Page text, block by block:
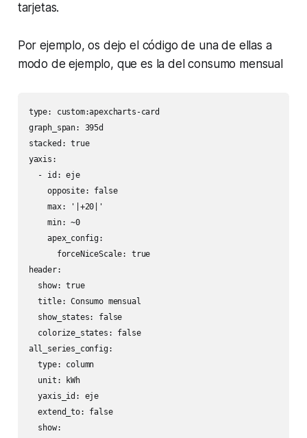
tarjetas.
Por ejemplo, os dejo el código de una de ellas a
modo de ejemplo, que es la del consumo mensual
type: custom:apexcharts-card
graph_span: 395d
stacked: true
yaxis:
  - id: eje
    opposite: false
    max: '|+20|'
    min: ~0
    apex_config:
      forceNiceScale: true
header:
  show: true
  title: Consumo mensual
  show_states: false
  colorize_states: false
all_series_config:
  type: column
  unit: kWh
  yaxis_id: eje
  extend_to: false
  show: